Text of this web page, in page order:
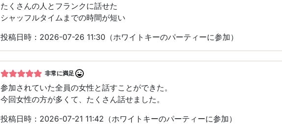
たくさんの人とフランクに話せた
シャッフルタイムまでの時間が短い
投稿日時：2026-07-26 11:30（ホワイトキーのパーティーに参加）
非常に満足
参加されていた全員の女性と話すことができた。
今回女性の方が多くて、たくさん話せました。
投稿日時：2026-07-21 11:42（ホワイトキーのパーティーに参加）